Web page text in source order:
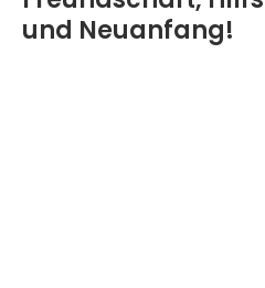
und Neuanfang!